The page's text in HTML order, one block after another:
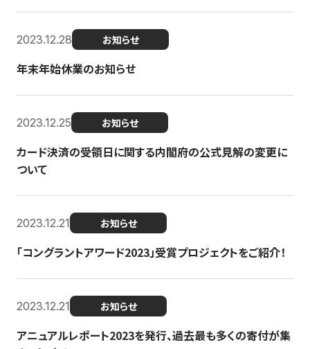
2023.12.28 お知らせ
年末年始休業のお知らせ
2023.12.25 お知らせ
カード決済の受領日に関する内閣府の公式見解の変更に
ついて
2023.12.21 お知らせ
「コングラントアワード2023」受賞プロジェクトをご紹介！
2023.12.21 お知らせ
アニュアルレポート2023を発行、過去最も多くの寄付が集